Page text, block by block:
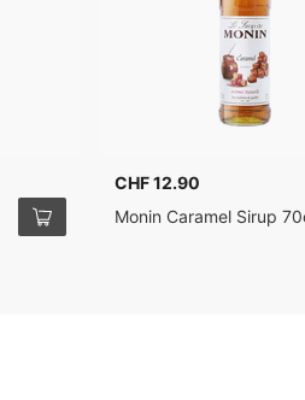
CHF 12.90
Monin Caramel Sirup